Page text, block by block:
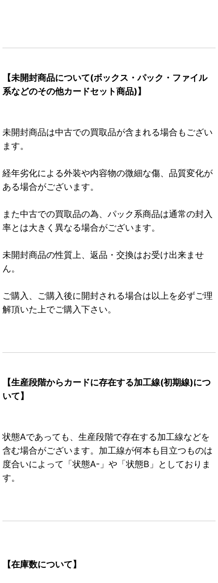
【未開封商品について(ボックス・パック・ファイル
系などのその他カードセット商品)】
未開封商品は中古での買取品が含まれる場合もござい
ます。
経年劣化による外装や内容物の微細な傷、品質変化が
ある場合がございます。
また中古での買取品の為、パック系商品は通常の封入
率とは大きく異なる場合がございます。
未開封商品の性質上、返品・交換はお受け出来ませ
ん。
ご購入、ご購入後に開封される場合は以上を必ずご理
解頂いた上でご購入下さい。
【生産段階からカードに存在する加工線(初期線)につ
いて】
状態Aであっても、生産段階で存在する加工線などを
含む場合がございます。加工線が何本も目立つものは
度合いによって「状態A-」や「状態B」としておりま
す。
【在庫数について】